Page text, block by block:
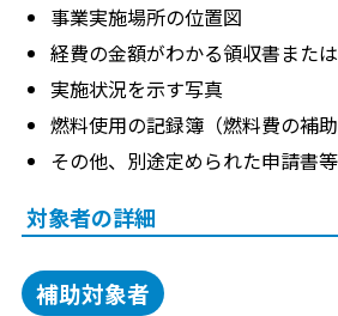
事業実施場所の位置図
経費の金額がわかる領収書また
実施状況を示す写真
燃料使用の記録簿（燃料費の補助
その他、別途定められた申請書等
対象者の詳細
補助対象者